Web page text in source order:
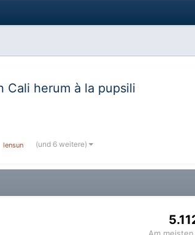
Cali herum à la pupsili
lensun (und 6 weitere)